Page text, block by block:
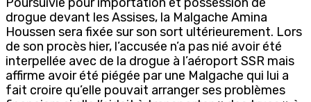
drogue devant les Assises, la Malgache Amina
Houssen sera fixée sur son sort ultérieurement. Lors
de son procès hier, l’accusée n’a pas nié avoir été
interpellée avec de la drogue à l’aéroport SSR mais
affirme avoir été piégée par une Malgache qui lui a
fait croire qu’elle pouvait arranger ses problèmes